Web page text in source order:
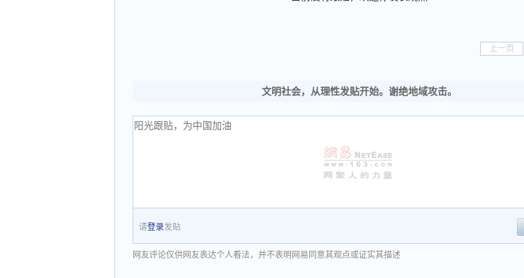
上一页
文明社会，从理性发贴开始。谢绝地域攻击。
请登录发贴
网友评论仅供网友表达个人看法，并不表明网易同意其观点或证实其描述